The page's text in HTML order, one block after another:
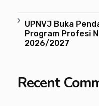
UPNVJ Buka
Program Profesi
2026/2027
Recent